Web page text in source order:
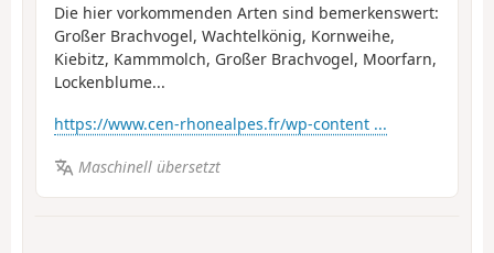
Die hier vorkommenden Arten sind bemerkenswert:
Großer Brachvogel, Wachtelkönig, Kornweihe,
Kiebitz, Kammmolch, Großer Brachvogel, Moorfarn,
Lockenblume...
https://www.cen-rhonealpes.fr/wp-content ...
Maschinell übersetzt